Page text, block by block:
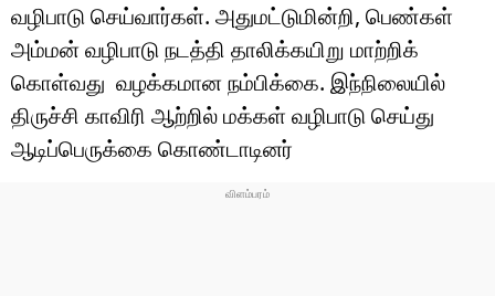
டெக்னாலஜி
ஆன்மீகம்
வைரல்
வழிபாடு செய்வார்கள். அதுமட்டுமின்றி, பெண்கள்
அம்மன் வழிபாடு நடத்தி தாலிக்கயிறு மாற்றிக்
கொள்வது வழக்கமான நம்பிக்கை. இந்நிலையில்
திருச்சி காவிரி ஆற்றில் மக்கள் வழிபாடு செய்து
ஆடிப்பெருக்கை கொண்டாடினர்